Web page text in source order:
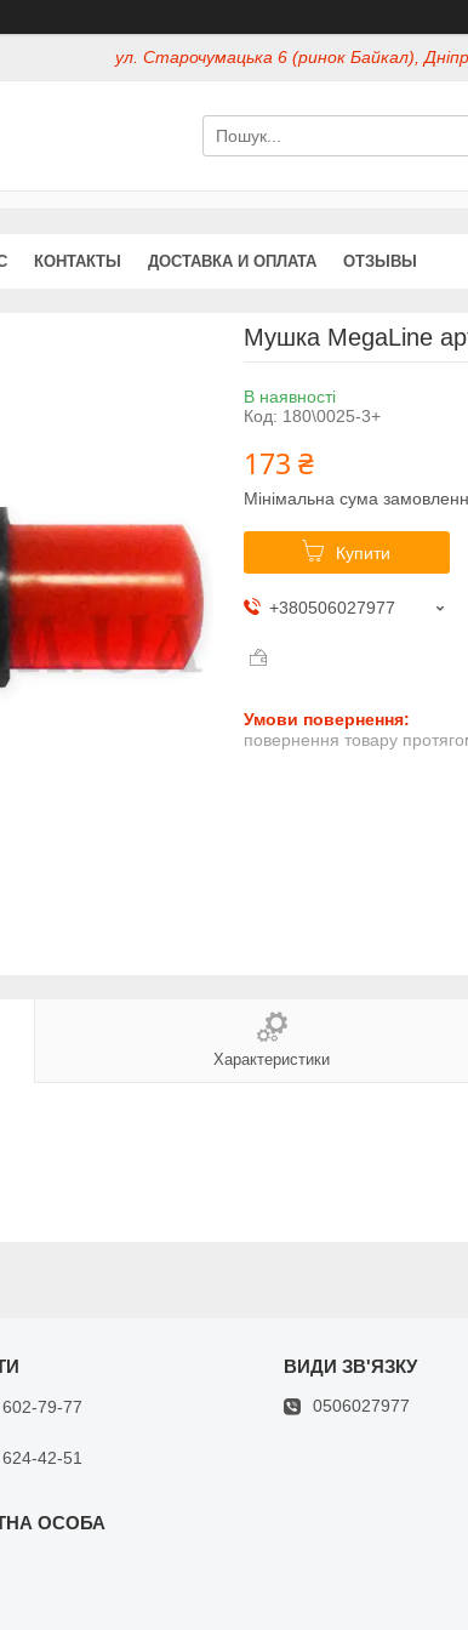
ул. Старочумацька 6 (ринок Байкал),
КОНТАКТЫ ДОСТАВКА И ОПЛАТА ОТЗЫВЫ
Мушка MegaLine
В наявності
Код: 180\0025-3+
173 ₴
Мінімальна сума
Купити
+380506027977
повернення товару
Характеристики
79-77
42-51
0506027977